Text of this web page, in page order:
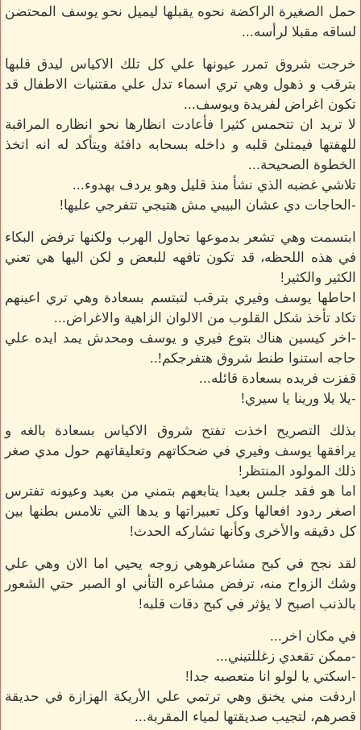
حمل الصغيرة الراكضة نحوه يقبلها ليميل نحو يوسف المحتضن
لساقه مقبلا لرأسه...
خرجت شروق تمرر عيونها علي كل تلك الاكياس ليدق قلبها
بترقب و ذهول وهي تري اسماء تدل علي مقتنيات الاطفال قد
تكون اغراض لفريدة ويوسف...
لا تريد ان تتحمس كثيرا فأعادت انظارها نحو انظاره المراقبة
للهفتها فيمتلئ قلبه و داخله بسحابه دافئة ويتأكد له انه اتخذ
الخطوة الصحيحة...
تلاشي غضبه الذي نشأ منذ قليل وهو يردف بهدوء...
-الحاجات دي عشان البيبي مش هتيجي تتفرجي عليها!
ابتسمت وهي تشعر بدموعها تحاول الهرب ولكنها ترفض البكاء
في هذه اللحظه، قد تكون تافهه للبعض و لكن اليها هي تعني
الكثير والكثير!
احاطها يوسف وفيري بترقب لتبتسم بسعادة وهي تري اعينهم
تكاد تأخذ شكل القلوب من الالوان الزاهية والاغراض...
-اخر كيسين هناك بتوع فيري و يوسف ومحدش يمد ايده علي
حاجه استنوا طنط شروق هتفرجكم!..
قفزت فريده بسعادة قائله...
-يلا يلا ورينا يا سيري!
بذلك التصريح اخذت تفتح شروق الاكياس بسعادة بالغه و
يرافقها يوسف وفيري في ضحكاتهم وتعليقاتهم حول مدي صغر
ذلك المولود المنتظر!
اما هو فقد جلس بعيدا يتابعهم بتمني من بعيد وعيونه تفترس
اصغر ردود افعالها وكل تعبيراتها و يدها التي تلامس بطنها بين
كل دقيقه والأخرى وكأنها تشاركه الحدث!
لقد نجح في كبح مشاعرهوهي زوجه يحيي اما الان وهي علي
وشك الزواح منه، ترفض مشاعره التأني او الصبر حتي الشعور
بالذنب اصبح لا يؤثر في كبح دقات قلبه!
في مكان اخر...
-ممكن تقعدي زغللتيني...
-اسكتي يا لولو انا متعصبه جدا!
اردفت مني يخنق وهي ترتمي علي الأريكة الهزازة في حديقة
قصرهم، لتجيب صديقتها لمياء المقربة...